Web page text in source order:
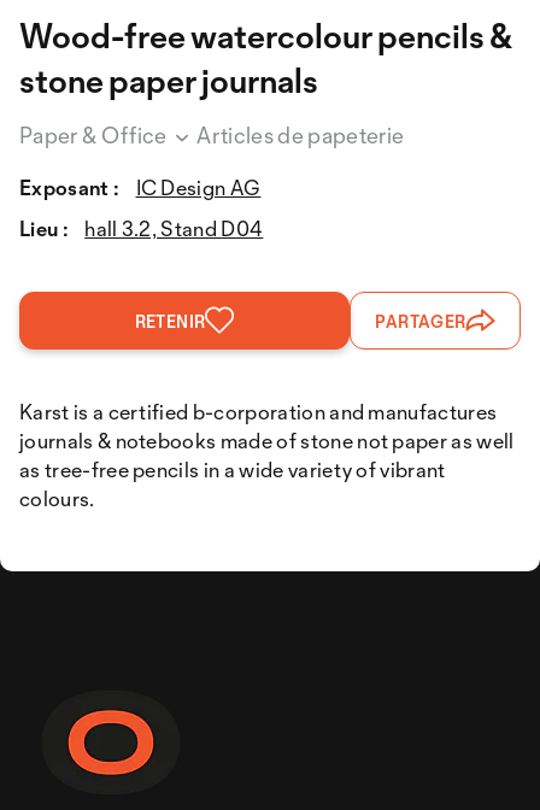
Wood-free watercolour pencils &
stone paper journals
Paper & Office Articles de papeterie
Exposant :
IC Design AG
Lieu :
hall 3.2, Stand D04
RETENIR PARTAGER
Karst is a certified b-corporation and manufactures
journals & notebooks made of stone not paper as well
as tree-free pencils in a wide variety of vibrant
colours.